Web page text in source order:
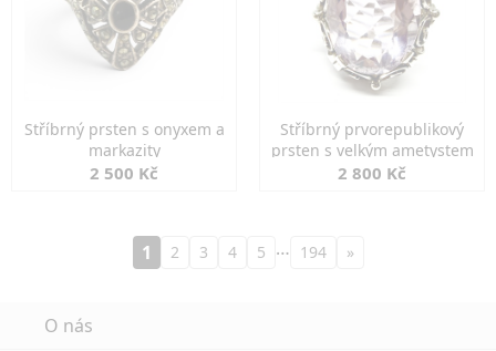
Stříbrný prsten s onyxem a
markazity
2 500 Kč
Stříbrný prvorepublikový
prsten s velkým ametystem
2 800 Kč
1 2 3 4 5 … 194 »
O nás